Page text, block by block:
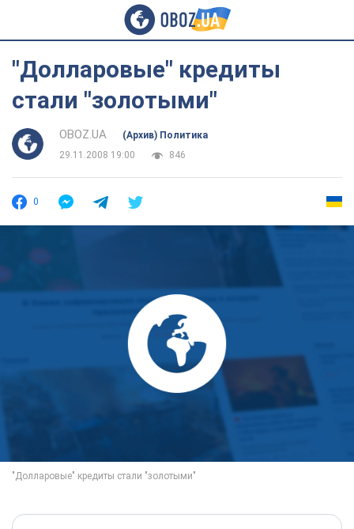
"Долларовые" кредиты
стали "золотыми"
OBOZ.UA
(Архив) Политика
29.11.2008 19:00
846
0